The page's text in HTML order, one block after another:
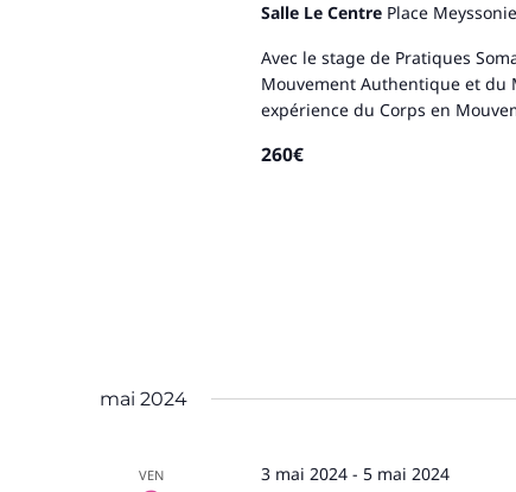
Salle Le Centre Place
Avec le stage de Pratiques
Mouvement Authentique et du
expérience du Corps en
260€
mai 2024
VEN 3 mai 2024- 5 mai 2024